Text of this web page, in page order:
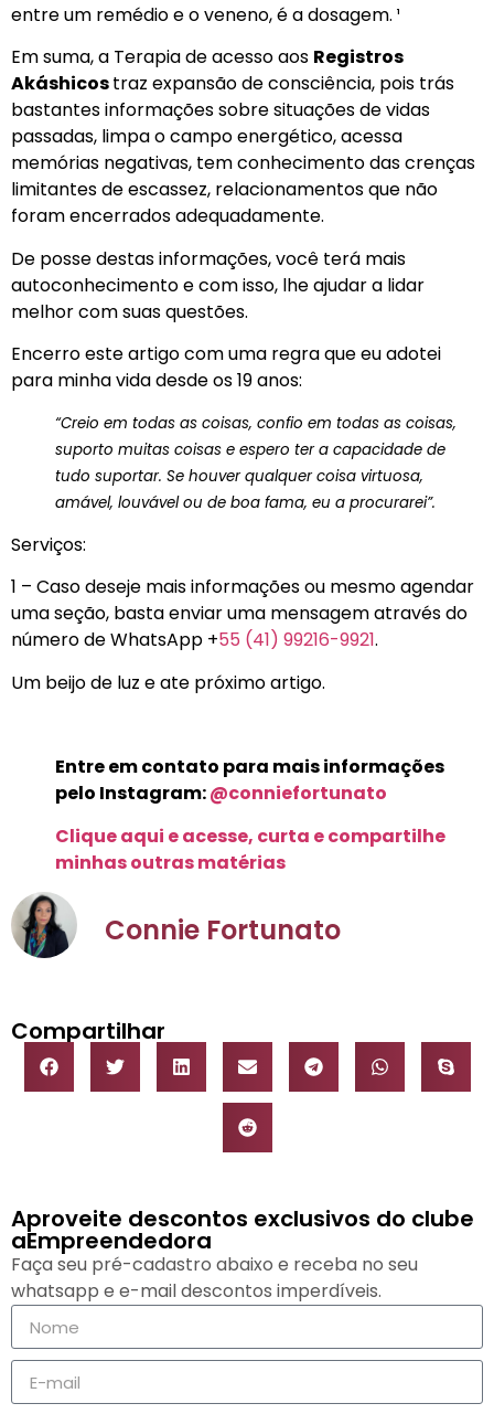
entre um remédio e o veneno, é a dosagem. ¹
Em suma, a Terapia de acesso aos Registros
Akáshicostraz expansão de consciência, pois trás
bastantes informações sobre situações de vidas
passadas, limpa o campo energético, acessa
memórias negativas, tem conhecimento das crenças
limitantes de escassez, relacionamentos que não
foram encerrados adequadamente.
De posse destas informações, você terá mais
autoconhecimento e com isso, lhe ajudar a lidar
melhor com suas questões.
Encerro este artigo com uma regra que eu adotei
para minha vida desde os 19 anos:
“Creio em todas as coisas, confio em todas as coisas,
suporto muitas coisas e espero ter a capacidade de
tudo suportar. Se houver qualquer coisa virtuosa,
amável, louvável ou de boa fama, eu a procurarei”.
Serviços:
1 – Caso deseje mais informações ou mesmo agendar
uma seção, basta enviar uma mensagem através do
número de WhatsApp +55 (41) 99216-9921.
Um beijo de luz e ate próximo artigo.
Entre em contato para mais informações
pelo Instagram:@conniefortunato
Clique aqui e acesse, curta e compartilhe
minhas outras matérias
Connie Fortunato
Compartilhar
Aproveite descontos exclusivos do clube
aEmpreendedora
Faça seu pré-cadastro abaixo e receba no seu
whatsapp e e-mail descontos imperdíveis.